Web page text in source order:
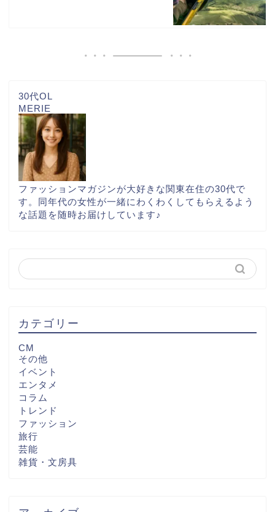
30代OL
MERIE
ファッションマガジンが大好きな関東在住の30代で
す。同年代の女性が一緒にわくわくしてもらえるよう
な話題を随時お届けしています♪
カテゴリー
CM
その他
イベント
エンタメ
コラム
トレンド
ファッション
旅行
芸能
雑貨・文房具